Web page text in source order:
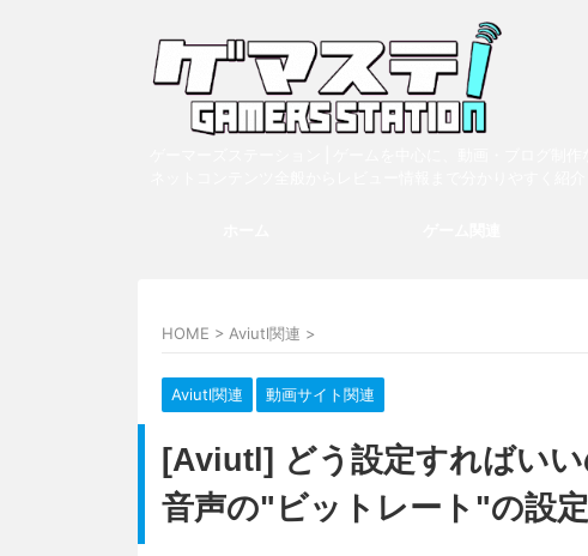
HOME > Aviutl関連 >
Aviutl関連 動画サイト関連
[Aviutl] どう設定すればい
音声の"ビットレート"の設